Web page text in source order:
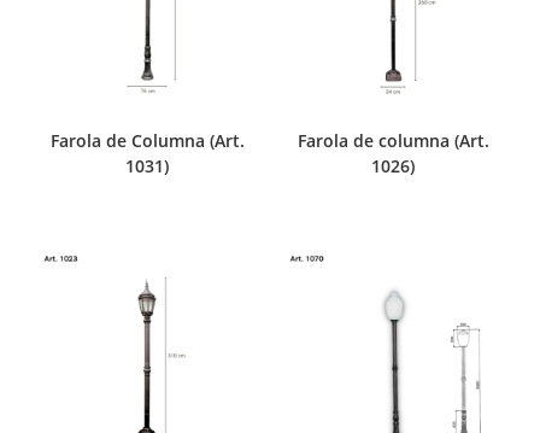
Farola de Columna (Art.
1031)
Farola de columna (Art.
1026)